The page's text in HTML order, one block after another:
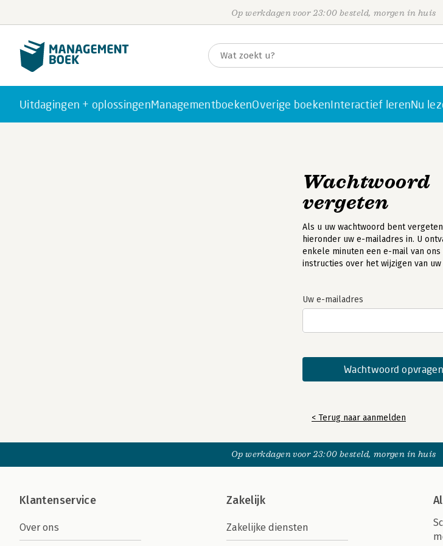
Op werkdagen voor 23:00 besteld, morgen in huis
Uitdagingen + oplossingenManagementboekenOverige boekenInteractief lerenNu
Wachtwoord
vergeten
Als u uw wachtwoord bent
hieronder uw e-mailadres in. U
enkele minuten een e-mail van ons
instructies over het wijzigen van uw
Uw e-mailadres
< Terug naar aanmelden
Op werkdagen voor 23:00 besteld, morgen in huis
Klantenservice
Over ons
Zakelijk
Zakelijke diensten